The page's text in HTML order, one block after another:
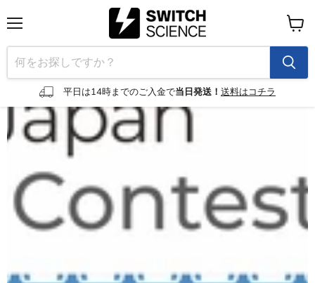
ニ
ュ
ー
平日は14時までのご入金で当日発送！ 送料はコチラ
カ
ー
ト
を
見